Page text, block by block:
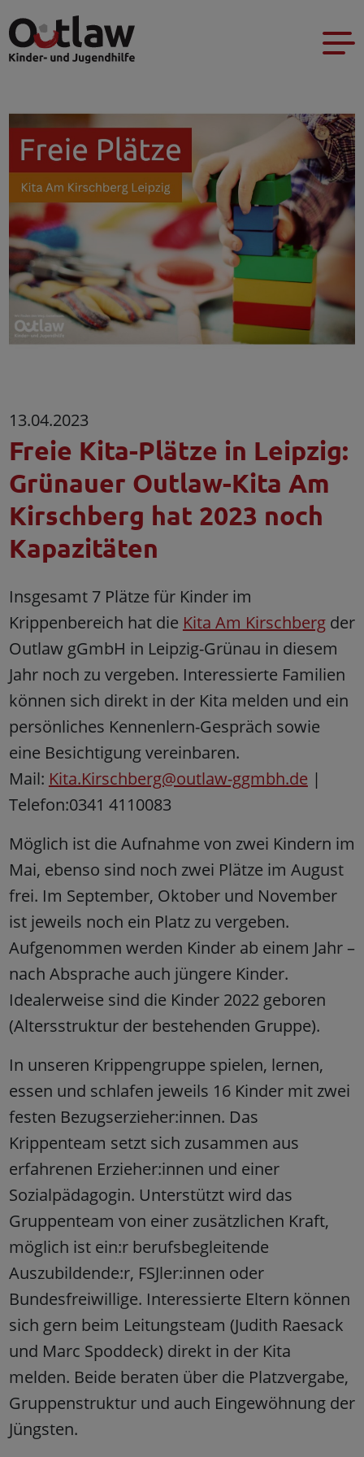
13.04.2023
Freie Kita-Plätze in Leipzig:
Grünauer Outlaw-Kita Am
Kirschberg hat 2023 noch
Kapazitäten
Insgesamt 7 Plätze für Kinder im
Krippenbereich hat die Kita Am Kirschbergder
Outlaw gGmbH in Leipzig-Grünau in diesem
Jahr noch zu vergeben. Interessierte Familien
können sich direkt in der Kita melden und ein
persönliches Kennenlern-Gespräch sowie
eine Besichtigung vereinbaren.
Mail: Kita.Kirschberg@outlaw-ggmbh.de |
Telefon:0341 4110083
Möglich ist die Aufnahme von zwei Kindern im
Mai, ebenso sind noch zwei Plätze im August
frei. Im September, Oktober und November
ist jeweils noch ein Platz zu vergeben.
Aufgenommen werden Kinder ab einem Jahr –
nach Absprache auch jüngere Kinder.
Idealerweise sind die Kinder 2022 geboren
(Altersstruktur der bestehenden Gruppe).
In unseren Krippengruppe spielen, lernen,
essen und schlafen jeweils 16 Kinder mit zwei
festen Bezugserzieher:innen. Das
Krippenteam setzt sich zusammen aus
erfahrenen Erzieher:innen und einer
Sozialpädagogin. Unterstützt wird das
Gruppenteam von einer zusätzlichen Kraft,
möglich ist ein:r berufsbegleitende
Auszubildende:r, FSJler:innen oder
Bundesfreiwillige. Interessierte Eltern können
sich gern beim Leitungsteam (Judith Raesack
und Marc Spoddeck) direkt in der Kita
melden. Beide beraten über die Platzvergabe,
Gruppenstruktur und auch Eingewöhnung der
Jüngsten.